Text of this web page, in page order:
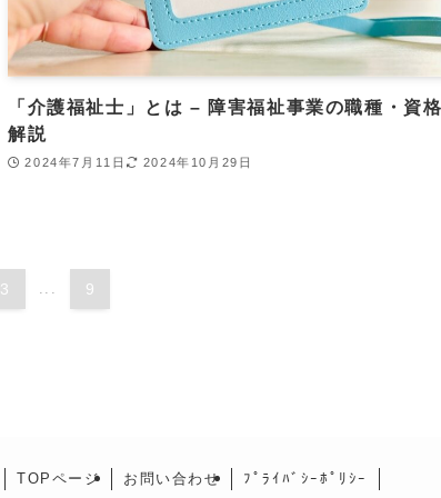
「介護福祉士」とは – 障害福祉事業の職種・資
解説
2024年7月11日 2024年10月29日
3 9
TOPページ お問い合わせ ﾌﾟﾗｲﾊﾞｼｰﾎﾟﾘｼｰ